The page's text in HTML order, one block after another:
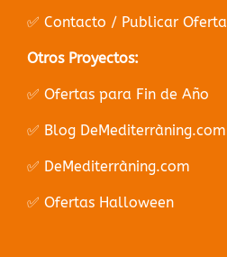
✅ Contacto / Publicar Oferta
Otros Proyectos:
✅ Ofertas para Fin de Año
✅ Blog DeMediterràning.com
✅ DeMediterràning.com
✅ Ofertas Halloween